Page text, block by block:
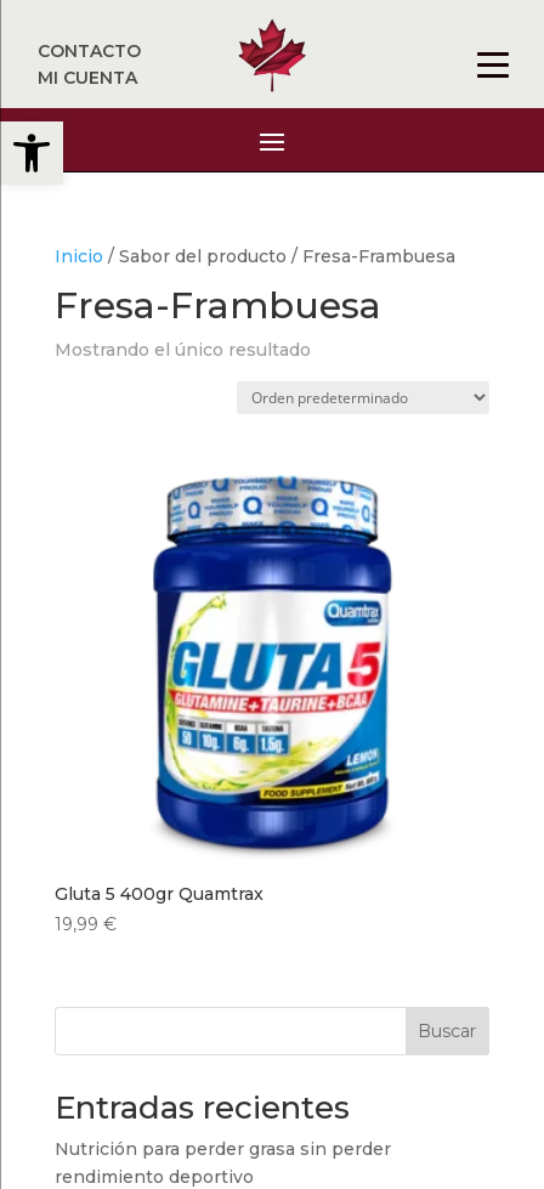
Abrir barra de herramientas
CONTACTO
MI CUENTA
Inicio / Sabor del producto / Fresa-Frambuesa
Fresa-Frambuesa
Mostrando el único resultado
Gluta 5 400gr Quamtrax
19,99 €
Buscar
Entradas recientes
Nutrición para perder grasa sin perder
rendimiento deportivo